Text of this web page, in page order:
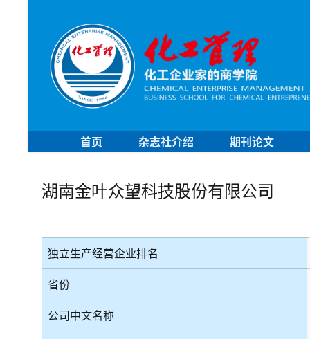
首页 杂志社介绍 期刊论文
湖南金叶众望科技股份有限公司
独立生产经营企业排名
省份
公司中文名称